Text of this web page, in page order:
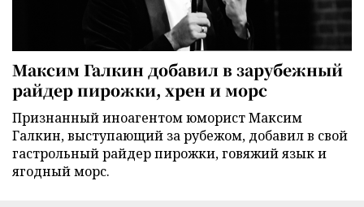
Максим Галкин добавил в зарубежный
райдер пирожки, хрен и морс
Признанный иноагентом юморист Максим
Галкин, выступающий за рубежом, добавил в свой
гастрольный райдер пирожки, говяжий язык и
ягодный морс.